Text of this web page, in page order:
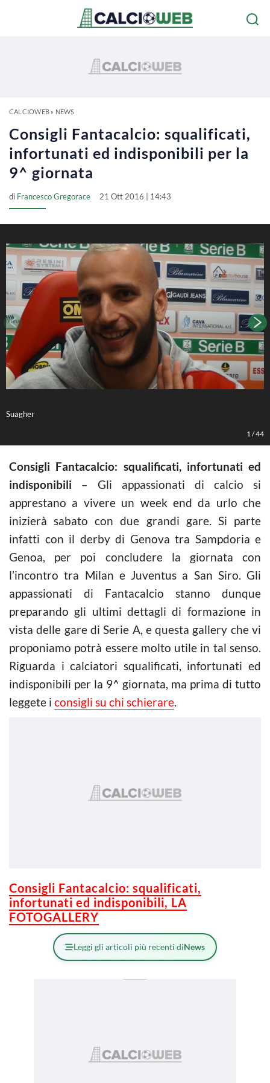
CALCIOWEB» NEWS
Consigli Fantacalcio: squalificati,
infortunati ed indisponibili per la
9^ giornata
di Francesco Gregorace 21 Ott 2016 | 14:43
Suagher
1 /44
Consigli Fantacalcio: squalificati, infortunati ed
indisponibili – Gli appassionati di calcio si
apprestano a vivere un week end da urlo che
inizierà sabato con due grandi gare. Si parte
infatti con il derby di Genova tra Sampdoria e
Genoa, per poi concludere la giornata con
l’incontro tra Milan e Juventus a San Siro. Gli
appassionati di Fantacalcio stanno dunque
preparando gli ultimi dettagli di formazione in
vista delle gare di Serie A, e questa gallery che vi
proponiamo potrà essere molto utile in tal senso.
Riguarda i calciatori squalificati, infortunati ed
indisponibili per la 9^ giornata, ma prima di tutto
leggete i consigli su chi schierare.
Consigli Fantacalcio: squalificati,
infortunati ed indisponibili, LA
FOTOGALLERY
Leggi gli articoli più recenti diNews